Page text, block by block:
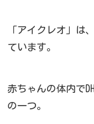
「アイクレオ」は
ています。
赤ちゃんの体内で
の一つ。